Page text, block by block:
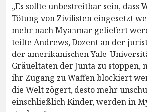
„Es sollte unbestreitbar sein, dass
Tötung von Zivilisten eingesetzt
mehr nach Myanmar geliefert
teilte Andrews, Dozent an der
der amerikanischen Yale-
Gräueltaten der Junta zu stoppen,
ihr Zugang zu Waffen blockiert
die Welt zögert, desto mehr
einschließlich Kinder, werden in